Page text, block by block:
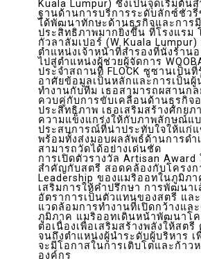
Kuala Lumpur) ซึ่งเป็นจุดเริ่มต้
ฐานด้านการบริการระดับลักซ์ชัว
ได้พัฒนาทักษะด้านธุรกิจและการ
ประสิทธิภาพมากยิ่งขึ้น ที่โรงแรม
กัวลาลัมเปอร์ (W Kuala
ตำแหน่งเจ้าหน้าที่สำรองที่นั่งร้าน
ไปสู่ตำแหน่งผู้ช่วยผู้จัดการ
ประจำสถานที่ FLOCK ซูซานเป็น
อาศัยข้อมูลเป็นหลักและการเป็น
ทำงานกับทีม เธอสามารถผสานก
ควบคู่กับการขับเคลื่อนด้านธุรกิจ
ประสิทธิภาพ เธอเสริมสร้างศักยภ
ความแข็งแกร่งให้กับภาพลักษณ์แ
ประสบการณ์ที่น่าประทับใจให้แก่แ
พร้อมทั้งส่งมอบผลลัพธ์ด้านการดำ
สามารถวัดได้อย่างเด่นชัด
การเปิดตัวรางวัล Artisan
สำคัญกับสตรี สอดคล้องกับโครงก
Leadership ของแมริออทในภูมิภ
เสริมการให้คำปรึกษา การพัฒนา
อัตราการเป็นตัวแทนของสตรี แล
แวดล้อมการทำงานที่เปิดกว้างแล
ภูมิภาค แมริออทเดินหน้าพัฒนาโค
ต่อเนื่องเพื่อเสริมสร้างพลังให้สตรี
จนถึงตำแหน่งผู้นำระดับผู้บริหาร
จะมีโอกาสในการเติบโตและก้าว
องค์กร